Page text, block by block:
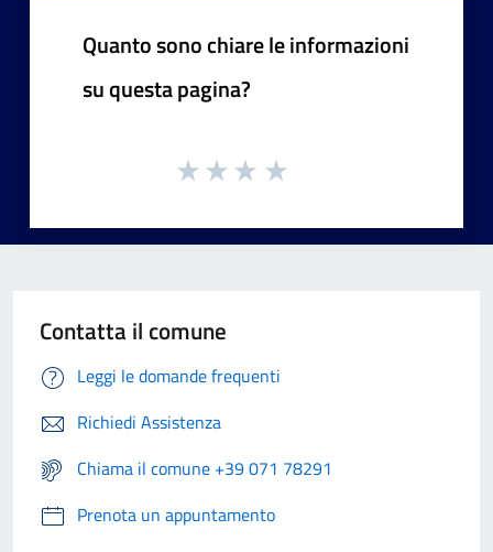
Quanto sono chiare le informazioni
su questa pagina?
Contatta il comune
Leggi le domande frequenti
Richiedi Assistenza
Chiama il comune +39 071 78291
Prenota un appuntamento